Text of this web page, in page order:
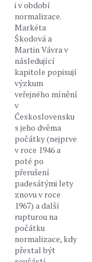
i v období
normalizace.
Markéta
Škodová a
Martin Vávra v
následující
kapitole popisují
výzkum
veřejného mínění
v
Československu
s jeho dvěma
počátky (nejprve
v roce 1946 a
poté po
přerušení
padesátými lety
znovu v roce
1967) a další
rupturou na
počátku
normalizace, kdy
přestal být